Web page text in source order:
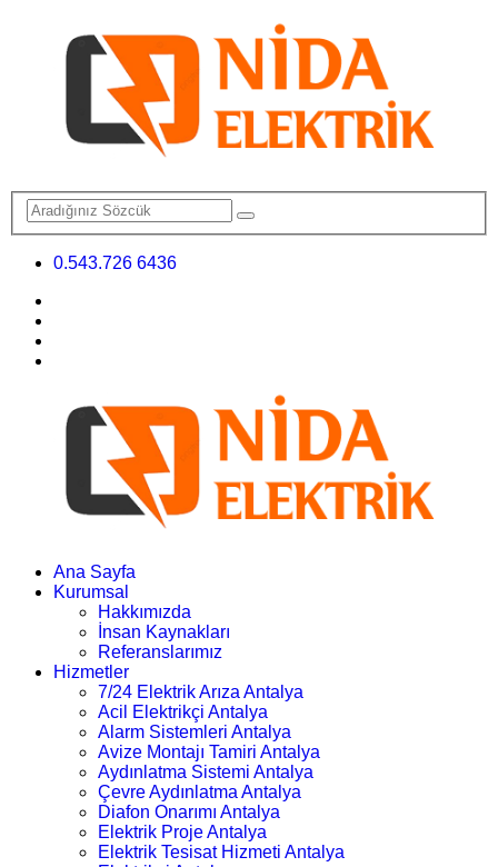
0.543.726 6436
Ana Sayfa
Kurumsal
Hakkımızda
İnsan Kaynakları
Referanslarımız
Hizmetler
7/24 Elektrik Arıza Antalya
Acil Elektrikçi Antalya
Alarm Sistemleri Antalya
Avize Montajı Tamiri Antalya
Aydınlatma Sistemi Antalya
Çevre Aydınlatma Antalya
Diafon Onarımı Antalya
Elektrik Proje Antalya
Elektrik Tesisat Hizmeti Antalya